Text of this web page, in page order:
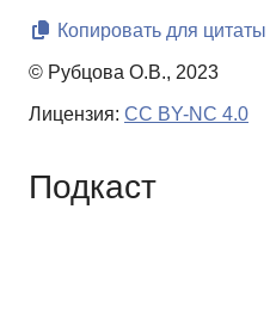
Копировать для цитаты
© Рубцова О.В., 2023
Лицензия: CC BY-NC 4.0
Подкаст